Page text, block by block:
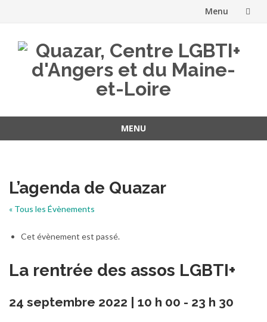
Menu
contenu
MENU
L’agenda de Quazar
« Tous les Évènements
Cet évènement est passé.
La rentrée des assos LGBTI+
24 septembre 2022 | 10 h 00 - 23 h 30